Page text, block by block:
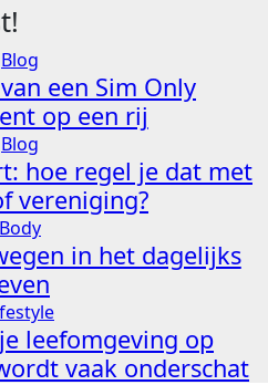
Blog
een Sim Only
op een rij
Blog
hoe regel je dat met
vereniging?
Body
in het dagelijks
leefomgeving op
vaak onderschat